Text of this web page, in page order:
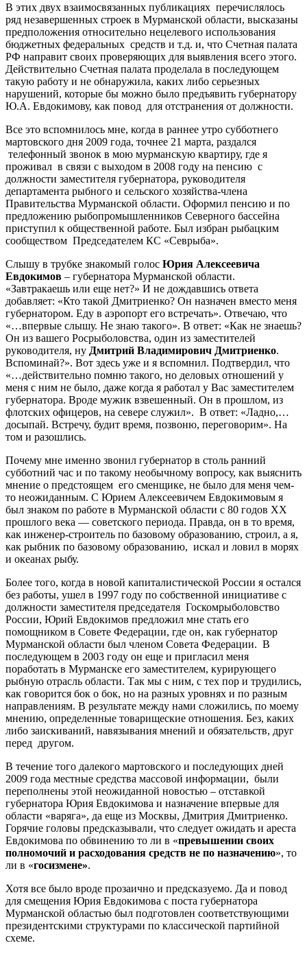
В этих двух взаимосвязанных публикациях перечислялось
ряд незавершенных строек в Мурманской области, высказаны
предположения относительно нецелевого использования
бюджетных федеральных средств и т.д. и, что Счетная палата
РФ направит своих проверяющих для выявления всего этого.
Действительно Счетная палата проделала в последующем
такую работу и не обнаружила, каких либо серьезных
нарушений, которые бы можно было предъявить губернатору
Ю.А. Евдокимову, как повод для отстранения от должности.
Все это вспомнилось мне, когда в раннее утро субботнего
мартовского дня 2009 года, точнее 21 марта, раздался
телефонный звонок в мою мурманскую квартиру, где я
проживал в связи с выходом в 2008 году на пенсию с
должности заместителя губернатора, руководителя
департамента рыбного и сельского хозяйства-члена
Правительства Мурманской области. Оформил пенсию и по
предложению рыбопромышленников Северного бассейна
приступил к общественной работе. Был избран рыбацким
сообществом Председателем КС «Севрыба».
Слышу в трубке знакомый голос Юрия Алексеевича
Евдокимов – губернатора Мурманской области.
«Завтракаешь или еще нет?» И не дождавшись ответа
добавляет: «Кто такой Дмитриенко? Он назначен вместо меня
губернатором. Еду в аэропорт его встречать». Отвечаю, что
«…впервые слышу. Не знаю такого». В ответ: «Как не знаешь?
Он из вашего Росрыболовства, один из заместителей
руководителя, ну Дмитрий Владимирович Дмитриенко.
Вспоминай?». Вот здесь уже и я вспомнил. Подтвердил, что
«…действительно помню такого, но деловых отношений у
меня с ним не было, даже когда я работал у Вас заместителем
губернатора. Вроде мужик взвешенный. Он в прошлом, из
флотских офицеров, на севере служил». В ответ: «Ладно,…
досыпай. Встречу, будит время, позвоню, переговорим». На
том и разошлись.
Почему мне именно звонил губернатор в столь ранний
субботний час и по такому необычному вопросу, как выяснить
мнение о предстоящем его сменщике, не было для меня чем-
то неожиданным. С Юрием Алексеевичем Евдокимовым я
был знаком по работе в Мурманской области с 80 годов XX
прошлого века — советского периода. Правда, он в то время,
как инженер-строитель по базовому образованию, строил, а я,
как рыбник по базовому образованию, искал и ловил в морях
и океанах рыбу.
Более того, когда в новой капиталистической России я остался
без работы, ушел в 1997 году по собственной инициативе с
должности заместителя председателя Госкомрыболовство
России, Юрий Евдокимов предложил мне стать его
помощником в Совете Федерации, где он, как губернатор
Мурманской области был членом Совета Федерации. В
последующем в 2003 году он еще и пригласил меня
поработать в Мурманске его заместителем, курирующего
рыбную отрасль области. Так мы с ним, с тех пор и трудились,
как говорится бок о бок, но на разных уровнях и по разным
направлениям. В результате между нами сложились, по моему
мнению, определенные товарищеские отношения. Без, каких
либо заискиваний, навязывания мнений и обязательств, друг
перед другом.
В течение того далекого мартовского и последующих дней
2009 года местные средства массовой информации, были
переполнены этой неожиданной новостью – отставкой
губернатора Юрия Евдокимова и назначение впервые для
области «варяга», да еще из Москвы, Дмитрия Дмитриенко.
Горячие головы предсказывали, что следует ожидать и ареста
Евдокимова по обвинению то ли в «превышении своих
полномочий и расходования средств не по назначению», то
ли в «госизмене».
Хотя все было вроде прозаично и предсказуемо. Да и повод
для смещения Юрия Евдокимова с поста губернатора
Мурманской областью был подготовлен соответствующими
президентскими структурами по классической партийной
схеме.